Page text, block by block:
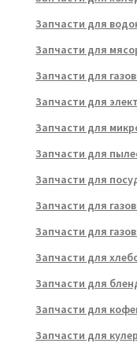
Запчасти для
Запчасти для
Запчасти для
Запчасти для
Запчасти для
Запчасти для
Запчасти для
Запчасти для
Запчасти для
Запчасти для
Запчасти для
Запчасти для
Запчасти для